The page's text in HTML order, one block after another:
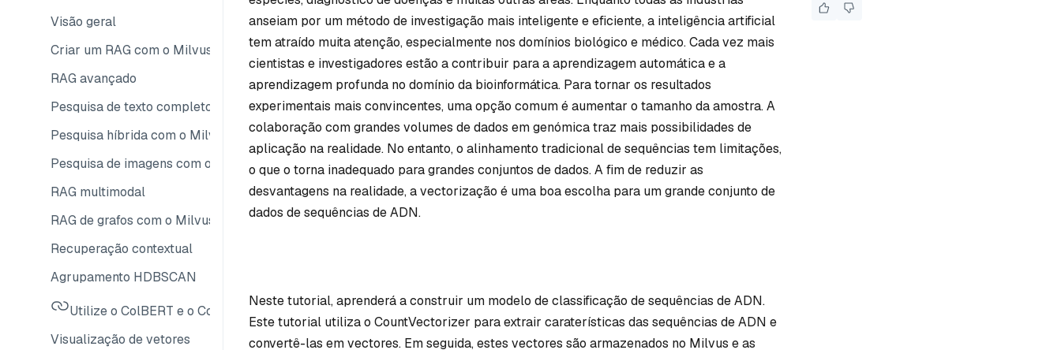
Visão geral
Criar um RAG com o Milvus
RAG avançado
Pesquisa de texto completo com o Milvus
Pesquisa híbrida com o Milvus
Pesquisa de imagens com o Milvus
RAG multimodal
RAG de grafos com o Milvus
Recuperação contextual
Agrupamento HDBSCAN
Utilize o ColBERT e o ColPali com o Milvus
Visualização de vetores
anseiam por um método de investigação mais inteligente e eficiente, a inteligência artificial
tem atraído muita atenção, especialmente nos domínios biológico e médico. Cada vez mais
cientistas e investigadores estão a contribuir para a aprendizagem automática e a
aprendizagem profunda no domínio da bioinformática. Para tornar os resultados
experimentais mais convincentes, uma opção comum é aumentar o tamanho da amostra. A
colaboração com grandes volumes de dados em genómica traz mais possibilidades de
aplicação na realidade. No entanto, o alinhamento tradicional de sequências tem limitações,
o que o torna inadequado para grandes conjuntos de dados. A fim de reduzir as
desvantagens na realidade, a vectorização é uma boa escolha para um grande conjunto de
dados de sequências de ADN.
Neste tutorial, aprenderá a construir um modelo de classificação de sequências de ADN.
Este tutorial utiliza o CountVectorizer para extrair caraterísticas das sequências de ADN e
convertê-las em vectores. Em seguida, estes vectores são armazenados no Milvus e as